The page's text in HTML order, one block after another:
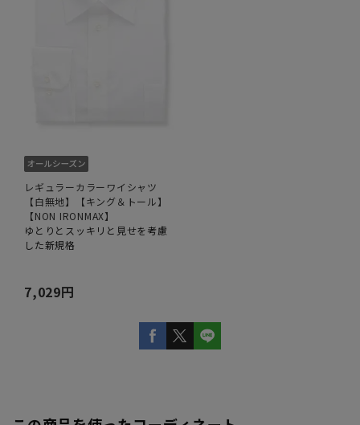
レギュラーカラーワイシャツ
【白無地】【キング＆トール】
【NON IRONMAX】
ゆとりとスッキリと見せを考慮
した新規格
7,029円